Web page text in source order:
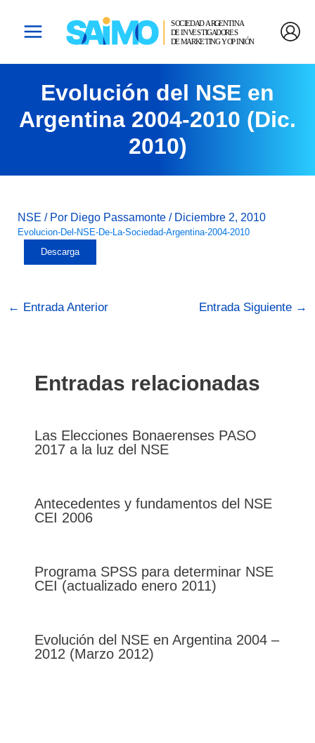
Evolución del NSE en
Argentina 2004-2010 (Dic.
2010)
NSE / Por Diego Passamonte / Diciembre 2, 2010
Evolucion-Del-NSE-De-La-Sociedad-Argentina-2004-2010
Descarga
← Entrada Anterior Entrada Siguiente →
Entradas relacionadas
Las Elecciones Bonaerenses PASO
2017 a la luz del NSE
Antecedentes y fundamentos del NSE
CEI 2006
Programa SPSS para determinar NSE
CEI (actualizado enero 2011)
Evolución del NSE en Argentina 2004 –
2012 (Marzo 2012)